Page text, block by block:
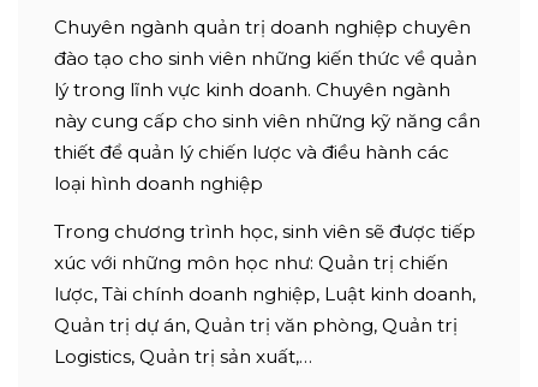
Chuyên ngành quản trị doanh nghiệp chuyên
đào tạo cho sinh viên những kiến thức về quản
lý trong lĩnh vực kinh doanh. Chuyên ngành
này cung cấp cho sinh viên những kỹ năng cần
thiết để quản lý chiến lược và điều hành các
loại hình doanh nghiệp
Trong chương trình học, sinh viên sẽ được tiếp
xúc với những môn học như: Quản trị chiến
lược, Tài chính doanh nghiệp, Luật kinh doanh,
Quản trị dự án, Quản trị văn phòng, Quản trị
Logistics, Quản trị sản xuất,…